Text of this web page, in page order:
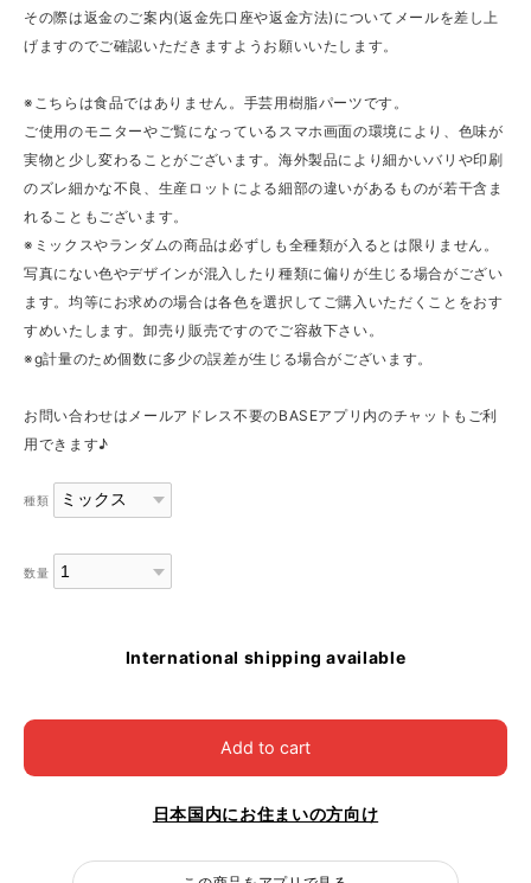
その際は返金のご案内(返金先口座や返金方法)についてメールを差し上
げますのでご確認いただきますようお願いいたします。
※こちらは食品ではありません。手芸用樹脂パーツです。
ご使用のモニターやご覧になっているスマホ画面の環境により、色味が
実物と少し変わることがございます。海外製品により細かいバリや印刷
のズレ細かな不良、生産ロットによる細部の違いがあるものが若干含ま
れることもございます。
※ミックスやランダムの商品は必ずしも全種類が入るとは限りません。
写真にない色やデザインが混入したり種類に偏りが生じる場合がござい
ます。均等にお求めの場合は各色を選択してご購入いただくことをおす
すめいたします。卸売り販売ですのでご容赦下さい。
※g計量のため個数に多少の誤差が生じる場合がございます。
お問い合わせはメールアドレス不要のBASEアプリ内のチャットもご利
用できます♪
種類
数量
International shipping available
Add to cart
日本国内にお住まいの方向け